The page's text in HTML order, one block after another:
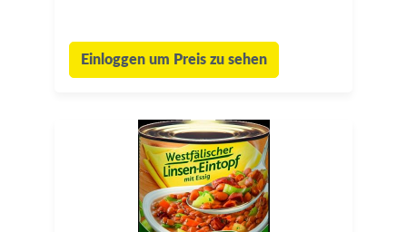
Einloggen um Preis zu sehen